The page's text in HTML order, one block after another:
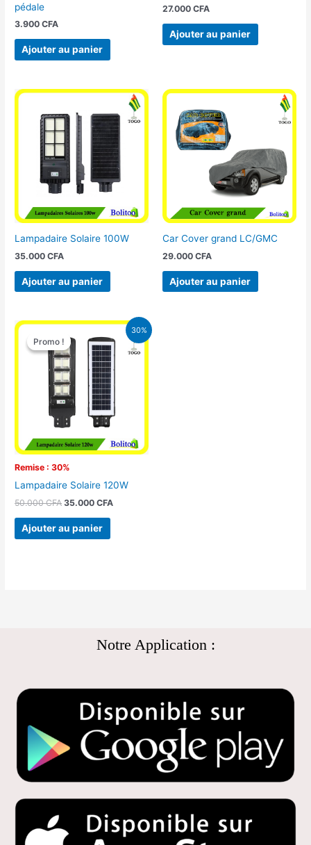
pédale
3.900CFA
Ajouter au panier
27.000 CFA
Ajouter au panier
Lampadaire Solaire 100W
35.000CFA
Ajouter au panier
Car Cover grand LC/GMC
29.000 CFA
Ajouter au panier
30%
Promo !
Remise : 30%
Promo !
Lampadaire Solaire 120W
50.000CFA
Le
prix
initial
était :
50.000 CFA.
35.000CFA
Le
prix
actuel
est :
35.000 CFA.
Ajouter au panier
Notre Application :